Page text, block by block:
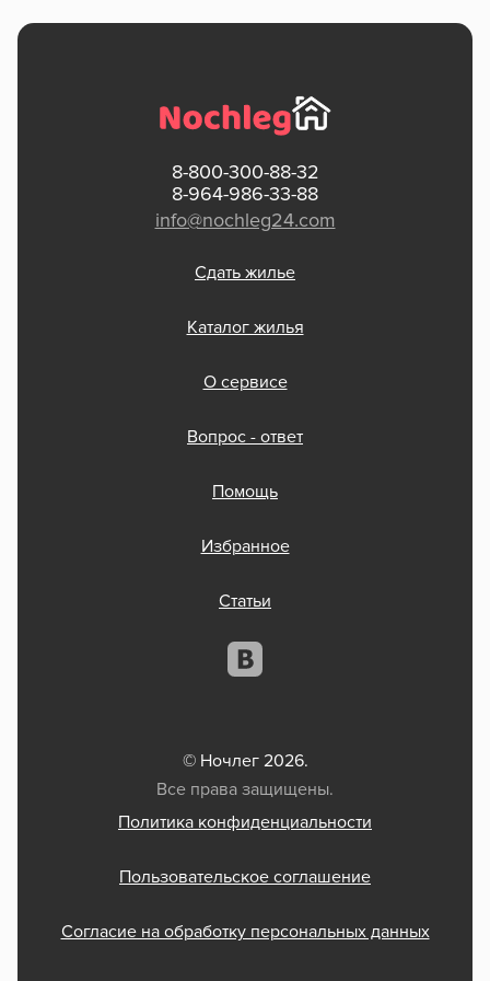
8-800-300-88-32
8-964-986-33-88
info@nochleg24.com
Сдать жилье
Каталог жилья
О сервисе
Вопрос - ответ
Помощь
Избранное
Статьи
© Ночлег 2026.
Все права защищены.
Политика конфиденциальности
Пользовательское соглашение
Согласие на обработку персональных данных